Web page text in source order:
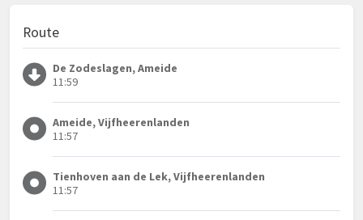
Route
De Zodeslagen, Ameide
11:59
Ameide, Vijfheerenlanden
11:57
Tienhoven aan de Lek, Vijfheerenlanden
11:57